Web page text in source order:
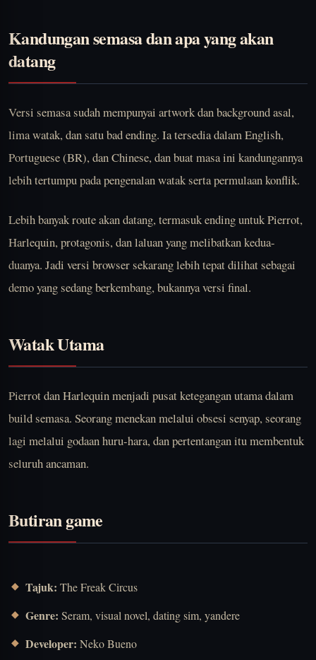
Kandungan semasa dan apa yang akan
datang
Versi semasa sudah mempunyai artwork dan background asal,
lima watak, dan satu bad ending. Ia tersedia dalam English,
Portuguese (BR), dan Chinese, dan buat masa ini kandungannya
lebih tertumpu pada pengenalan watak serta permulaan konflik.
Lebih banyak route akan datang, termasuk ending untuk Pierrot,
Harlequin, protagonis, dan laluan yang melibatkan kedua-
duanya. Jadi versi browser sekarang lebih tepat dilihat sebagai
demo yang sedang berkembang, bukannya versi final.
Watak Utama
Pierrot dan Harlequin menjadi pusat ketegangan utama dalam
build semasa. Seorang menekan melalui obsesi senyap, seorang
lagi melalui godaan huru-hara, dan pertentangan itu membentuk
seluruh ancaman.
Butiran game
Tajuk: The Freak Circus
Genre: Seram, visual novel, dating sim, yandere
Developer: Neko Bueno